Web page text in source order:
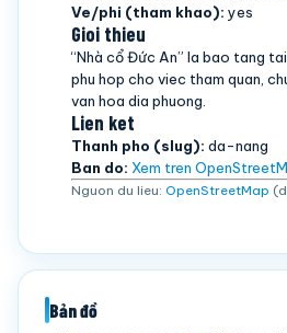
Ve/phi (tham khao): yes
Gioi thieu
“Nhà cổ Đức An” la bao tang
phu hop cho viec tham quan,
van hoa dia phuong.
Lien ket
Thanh pho (slug): da-nang
Ban do: Xem tren
Nguon du lieu: OpenStreetMap
Bản đồ